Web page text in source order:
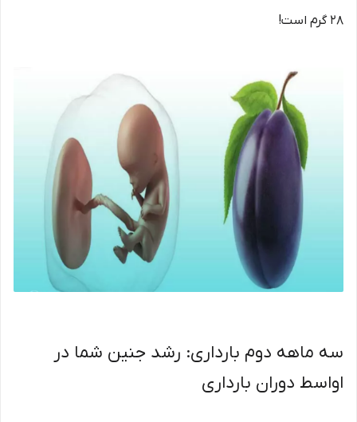
28 گرم است!
سه ماهه دوم بارداری: رشد جنین شما در
اواسط دوران بارداری